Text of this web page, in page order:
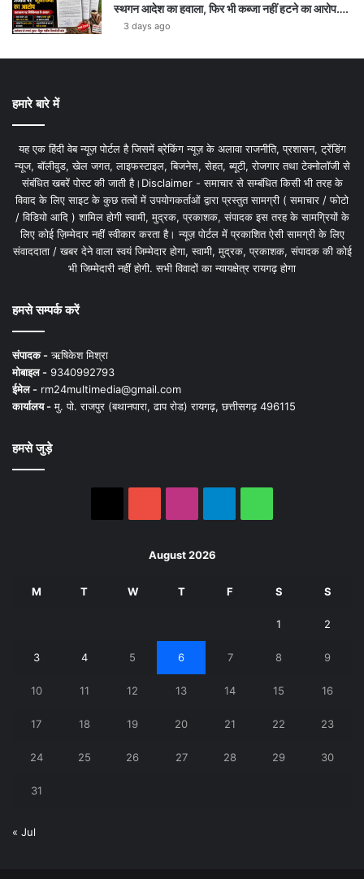
स्थगन आदेश का हवाला, फिर भी कब्जा नहीं हटने का आरोप….
3 days ago
हमारे बारे में
यह एक हिंदी वेब न्यूज़ पोर्टल है जिसमें ब्रेकिंग न्यूज़ के अलावा राजनीति, प्रशासन, ट्रेंडिंग
न्यूज, बॉलीवुड, खेल जगत, लाइफस्टाइल, बिजनेस, सेहत, ब्यूटी, रोजगार तथा टेक्नोलॉजी से
संबंधित खबरें पोस्ट की जाती है।Disclaimer - समाचार से सम्बंधित किसी भी तरह के
विवाद के लिए साइट के कुछ तत्वों में उपयोगकर्ताओं द्वारा प्रस्तुत सामग्री ( समाचार / फोटो
/ विडियो आदि ) शामिल होगी स्वामी, मुद्रक, प्रकाशक, संपादक इस तरह के सामग्रियों के
लिए कोई ज़िम्मेदार नहीं स्वीकार करता है। न्यूज़ पोर्टल में प्रकाशित ऐसी सामग्री के लिए
संवाददाता / खबर देने वाला स्वयं जिम्मेदार होगा, स्वामी, मुद्रक, प्रकाशक, संपादक की कोई
भी जिम्मेदारी नहीं होगी. सभी विवादों का न्यायक्षेत्र रायगढ़ होगा
हमसे सम्पर्क करें
संपादक -ऋषिकेश मिश्रा
मोबाइल - 9340992793
ईमेल - rm24multimedia@gmail.com
कार्यालय -मु. पो. राजपुर (बथानपारा, ढाप रोड) रायगढ़, छत्तीसगढ़ 496115
हमसे जुड़े
August 2026
M T W T F S S
1 2
3 4 5 6 7 8 9
10 11 12 13 14 15 16
17 18 19 20 21 22 23
24 25 26 27 28 29 30
31
« Jul